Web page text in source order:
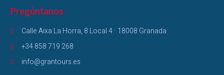
Pregúntanos
Calle Aixa La Horra, 8 Local 4 · 18008 Granada
+34 858 719 268
info@grantours.es